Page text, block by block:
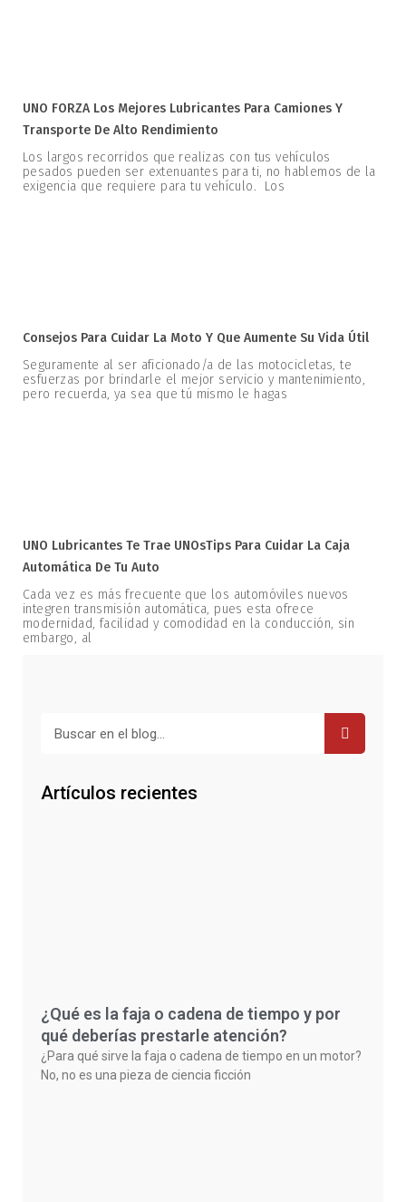
UNO FORZA Los Mejores Lubricantes Para Camiones Y
Transporte De Alto Rendimiento
Los largos recorridos que realizas con tus vehículos
pesados pueden ser extenuantes para ti, no hablemos de la
exigencia que requiere para tu vehículo. Los
Consejos Para Cuidar La Moto Y Que Aumente Su Vida Útil
Seguramente al ser aficionado/a de las motocicletas, te
esfuerzas por brindarle el mejor servicio y mantenimiento,
pero recuerda, ya sea que tú mismo le hagas
UNO Lubricantes Te Trae UNOsTips Para Cuidar La Caja
Automática De Tu Auto
Cada vez es más frecuente que los automóviles nuevos
integren transmisión automática, pues esta ofrece
modernidad, facilidad y comodidad en la conducción, sin
embargo, al
Artículos recientes
¿Qué es la faja o cadena de tiempo y por
qué deberías prestarle atención?
¿Para qué sirve la faja o cadena de tiempo en un motor?
No, no es una pieza de ciencia ficción